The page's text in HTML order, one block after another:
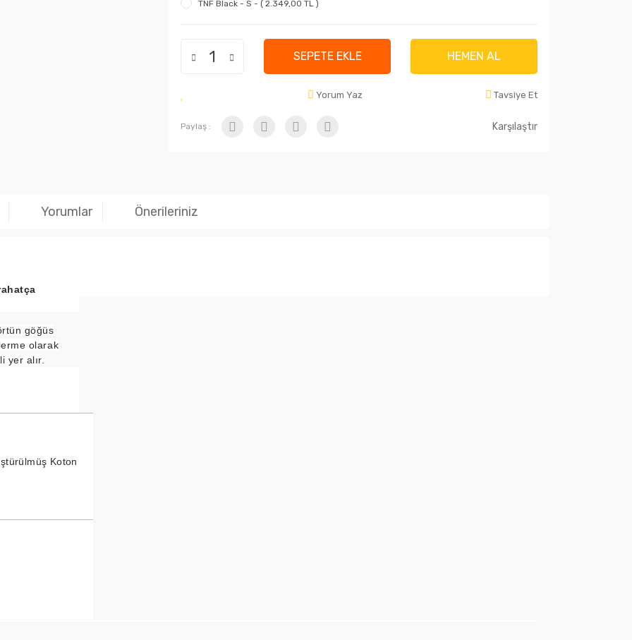
TNF Black - S - ( 2.349,00 TL )
SEPETE EKLE HEMEN AL
Yorum Yaz Tavsiye Et
Paylaş : Karşılaştır
Yorumlar Önerileriniz
göğüs
olarak
yer alır.
Koton